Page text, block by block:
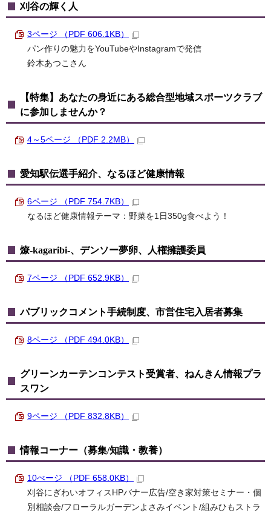
刈谷の輝く人
3ページ （PDF 606.1KB）
パン作りの魅力をYouTubeやInstagramで発信
鈴木あつこさん
【特集】あなたの身近にある総合型地域スポーツクラブ
に参加しませんか？
4～5ページ （PDF 2.2MB）
愛知駅伝選手紹介、なるほど健康情報
6ページ （PDF 754.7KB）
なるほど健康情報テーマ：野菜を1日350g食べよう！
燎-kagaribi-、デンソー夢卵、人権擁護委員
7ページ （PDF 652.9KB）
パブリックコメント手続制度、市営住宅入居者募集
8ページ （PDF 494.0KB）
グリーンカーテンコンテスト受賞者、ねんきん情報プラ
スワン
9ページ （PDF 832.8KB）
情報コーナー（募集/知識・教養）
10ぺージ （PDF 658.0KB）
刈谷にぎわいオフィスHPバナー広告/空き家対策セミナー・個
別相談会/フローラルガーデンよさみイベント/組みひもストラ